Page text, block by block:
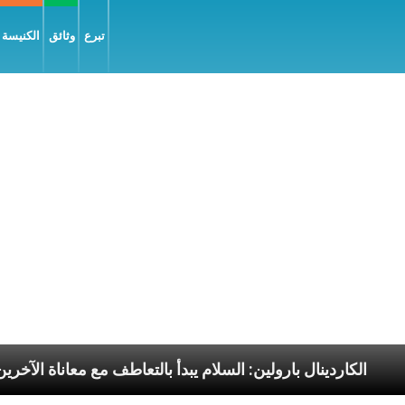
وثائق تبرع
الكاردينال بارولين: السلام يبدأ البابا الرسوليّة